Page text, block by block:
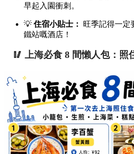
早起入園衝刺。
💡 住宿小貼士：
旺季記得一定
鐵站嘅酒店！
🥢 上海必食 8 間懶人包：照